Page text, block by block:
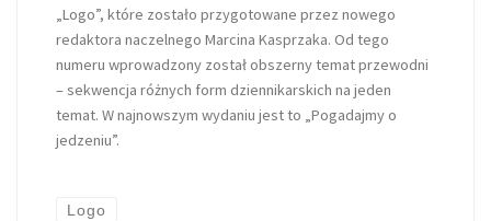
„Logo”, które zostało przygotowane przez nowego
redaktora naczelnego Marcina Kasprzaka. Od tego
numeru wprowadzony został obszerny temat przewodni
– sekwencja różnych form dziennikarskich na jeden
temat. W najnowszym wydaniu jest to „Pogadajmy o
jedzeniu”.
Logo